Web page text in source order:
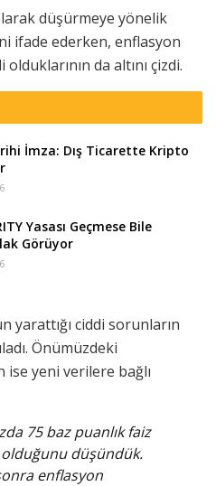
düşürmeye yönelik
ifade ederken, enflasyon
da altını çizdi.
İmza: Dış Ticarette Kripto
Yasası Geçmese Bile
Görüyor
yarattığı ciddi sorunların
Önümüzdeki
ise yeni verilere bağlı
75 baz puanlık faiz
olduğunu düşündük.
enflasyon